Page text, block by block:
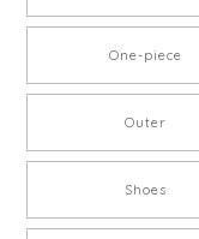
One-piece
Outer
Shoes